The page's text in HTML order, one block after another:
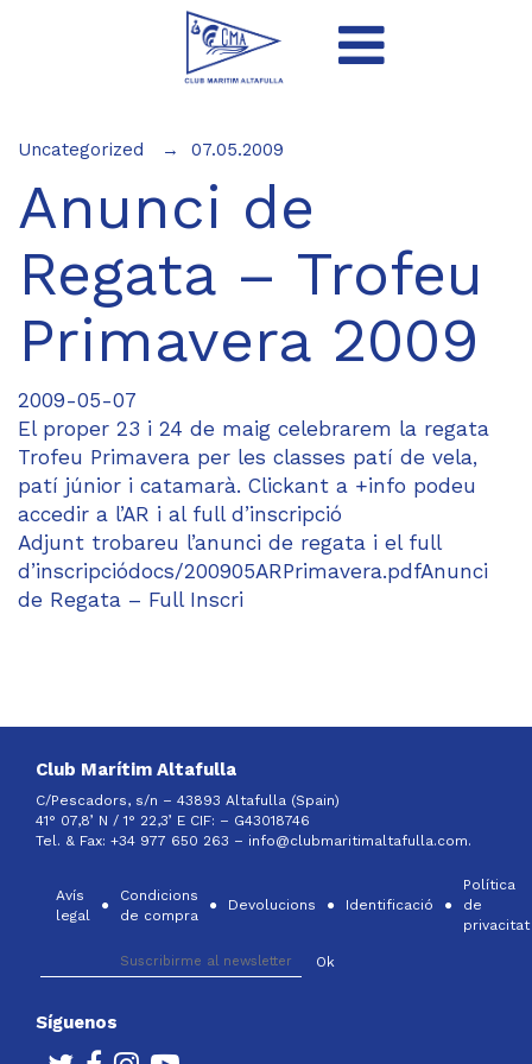
Uncategorized 07.05.2009
Anunci de
Regata – Trofeu
Primavera 2009
2009-05-07
El proper 23 i 24 de maig celebrarem la regata
Trofeu Primavera per les classes patí de vela,
patí júnior i catamarà. Clickant a +info podeu
accedir a l’AR i al full d’inscripció
Adjunt trobareu l’anunci de regata i el full
d’inscripciódocs/200905ARPrimavera.pdfAnunci
de Regata – Full Inscri
Club Marítim Altafulla
C/Pescadors, s/n – 43893 Altafulla (Spain)
41° 07,8’ N / 1° 22,3’ E CIF: – G43018746
Tel. & Fax: +34 977 650 263 – info@clubmaritimaltafulla.com.
Avís
legal
Condicions
de compra
Devolucions Identificació
Política
de
privacitat
Síguenos